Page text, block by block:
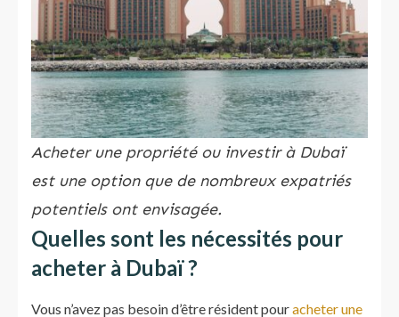
Acheter une propriété ou investir à Dubaï
est une option que de nombreux expatriés
potentiels ont envisagée.
Quelles sont les nécessités pour
acheter à Dubaï ?
Vous n’avez pas besoin d’être résident pouracheter une